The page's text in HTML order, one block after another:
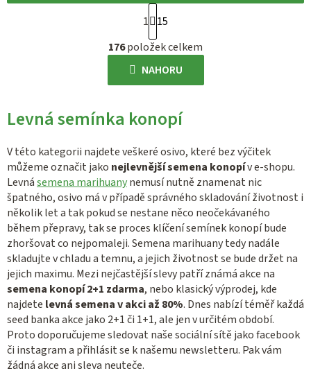
O
v
l
á
a
í
p
r
v
k
y
v
ý
p
i
s
u
S
t
r
á
n
v
á
n
í
1
15
176položek celkem
NAHORU
Levná semínka konopí
V této kategorii najdete veškeré osivo, které bez výčitek
můžeme označit jako nejlevnější semena konopív e-shopu.
Levnásemena marihuanynemusí nutně znamenat nic
špatného, osivo má v případě správného skladování životnost i
několik let a tak pokud se nestane něco neočekávaného
během přepravy, tak se proces klíčení semínek konopí bude
zhoršovat co nejpomaleji. Semena marihuany tedy nadále
skladujte v chladu a temnu, a jejich životnost se bude držet na
jejich maximu. Mezi nejčastější slevy patří známá akce na
semena konopí 2+1 zdarma, nebo klasický výprodej, kde
najdete levná semena v akci až 80%. Dnes nabízí téměř každá
seed banka akce jako 2+1 či 1+1, ale jen v určitém období.
Proto doporučujeme sledovat naše sociální sítě jako facebook
či instagram a přihlásit se k našemu newsletteru. Pak vám
žádná akce ani sleva neuteče.